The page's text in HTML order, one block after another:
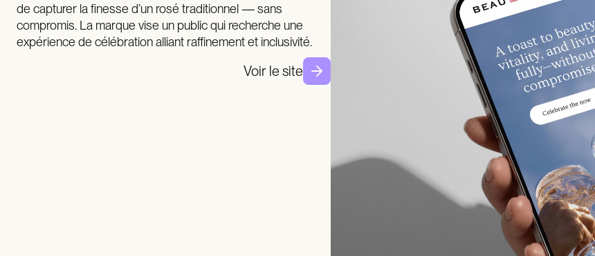
de capturer la finesse d’un rosé traditionnel — sans
compromis. La marque vise un public qui recherche une
expérience de célébration alliant raffinement et inclusivité.
Voir le site